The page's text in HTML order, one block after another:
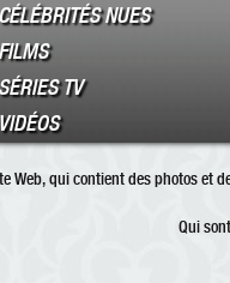
NUES
TV
Web, qui contient des photos et
Qui